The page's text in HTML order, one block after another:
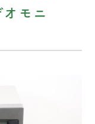
モニ